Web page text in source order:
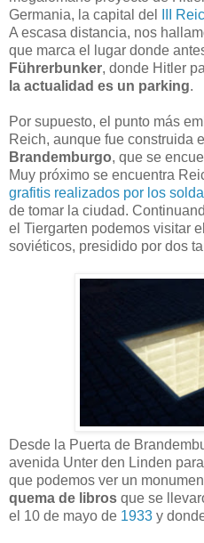
Germania, la capital del
III
A escasa distancia, nos
que marca el lugar donde
Führerbunker, donde Hitler
la actualidad es un parking.
Por supuesto, el punto más
Reich, aunque fue construida
Brandemburgo, que se
Muy próximo se encuentra
grafitis realizados por los
de tomar la ciudad.
el Tiergarten podemos visitar
soviéticos, presidido por dos
Desde la Puerta de
avenida Unter den Linden
que podemos ver un
quema de libros que se
el 10 de mayo de 1933 y